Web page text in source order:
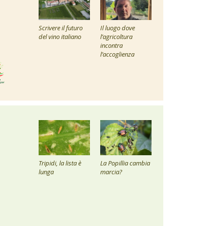
Scrivere il futuro
del vino italiano
Il luogo dove
l’agricoltura
incontra
l’accoglienza
Tripidi, la lista è
lunga
La Popillia cambia
marcia?